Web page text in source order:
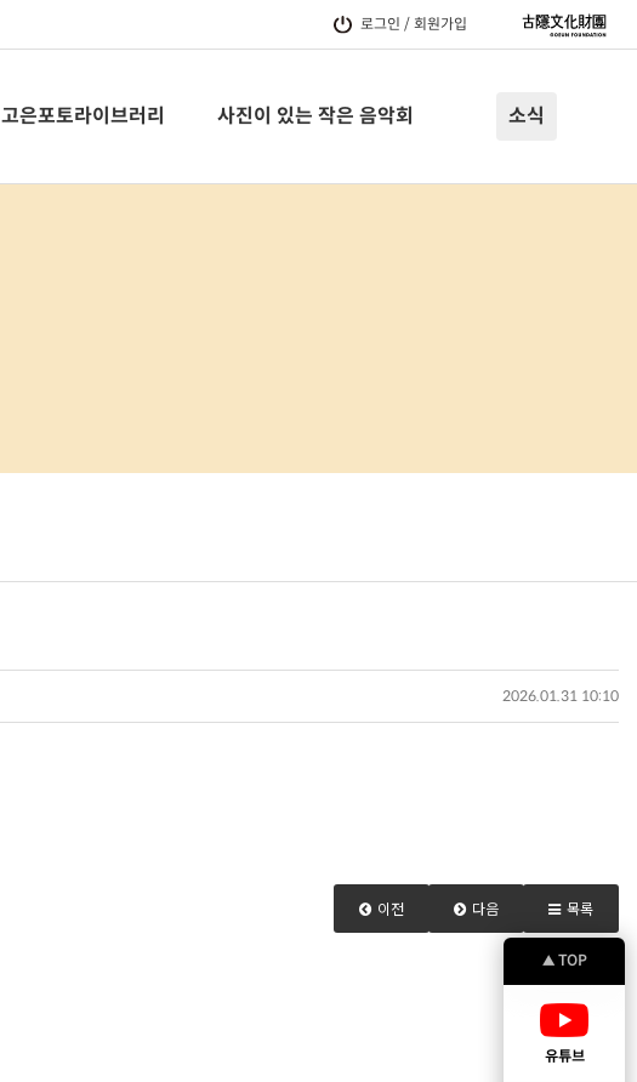
로그인 / 회원가입
고은포토라이브러리 사진이 있는 작은 음악회 소식
2026.01.31 10:10
이전 다음 목록
▲TOP
유튜브